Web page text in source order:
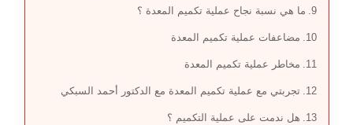
ما هي نسبة نجاح عملية تكميم المعدة ؟
مضاعفات عملية تكميم المعدة
مخاطر عملية تكميم المعدة
تجربتي مع عملية تكميم المعدة مع الدكتور أحمد السبكي
هل ندمت على عملية التكميم ؟